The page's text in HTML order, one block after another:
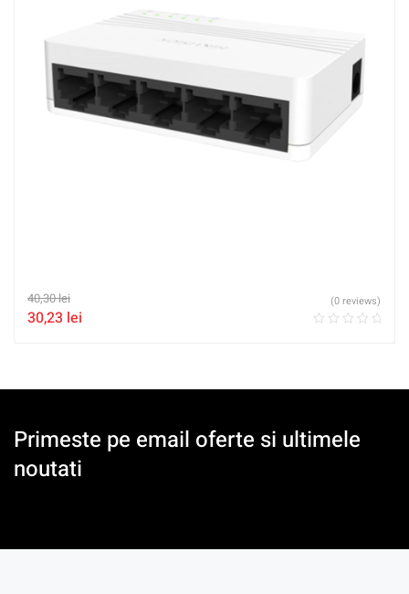
40,30lei
30,23 lei
(0 reviews)
Primeste pe email oferte si ultimele
noutati